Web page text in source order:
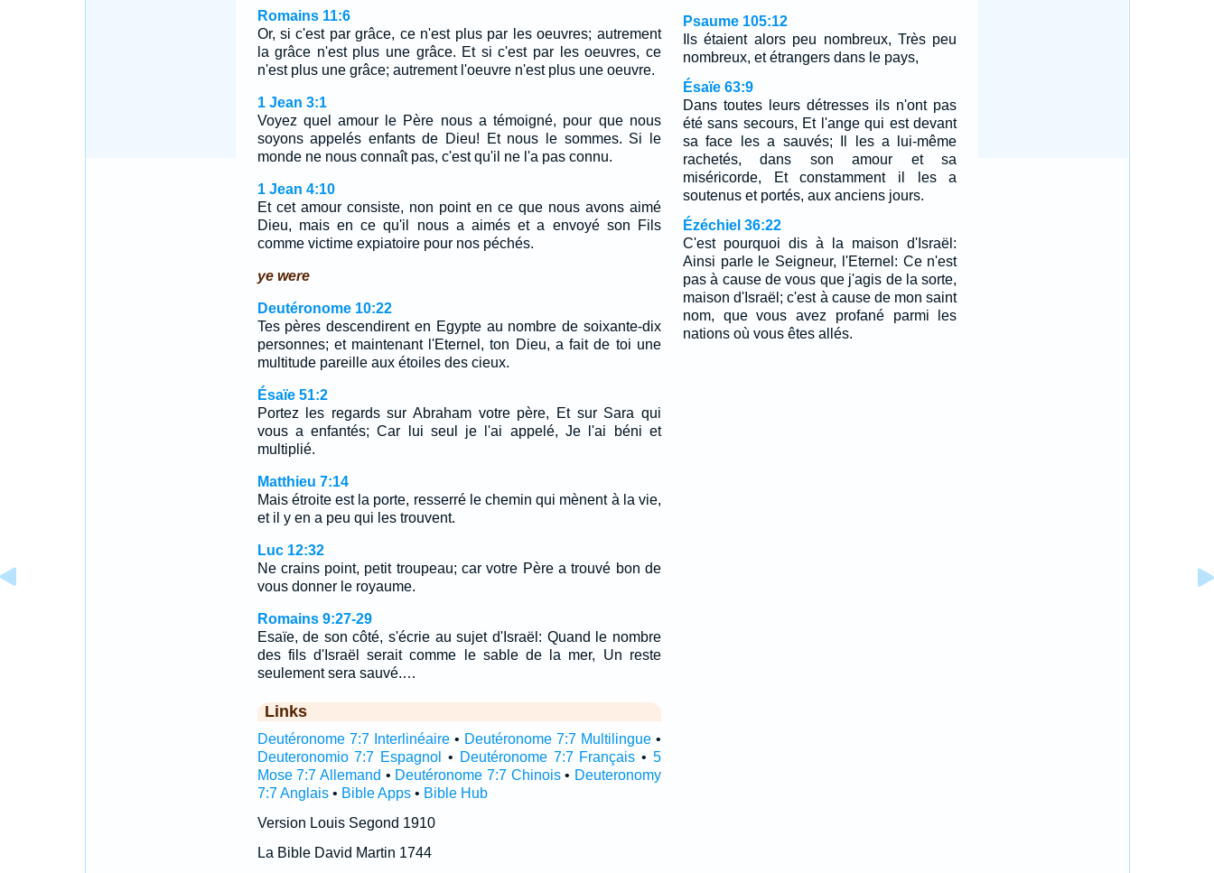
Romains 11:6
Or, si c'est par grâce, ce n'est plus par les oeuvres; autrement
la grâce n'est plus une grâce. Et si c'est par les oeuvres, ce
n'est plus une grâce; autrement l'oeuvre n'est plus une oeuvre.
1 Jean 3:1
Voyez quel amour le Père nous a témoigné, pour que nous
soyons appelés enfants de Dieu! Et nous le sommes. Si le
monde ne nous connaît pas, c'est qu'il ne l'a pas connu.
1 Jean 4:10
Et cet amour consiste, non point en ce que nous avons aimé
Dieu, mais en ce qu'il nous a aimés et a envoyé son Fils
comme victime expiatoire pour nos péchés.
ye were
Deutéronome 10:22
Tes pères descendirent en Egypte au nombre de soixante-dix
personnes; et maintenant l'Eternel, ton Dieu, a fait de toi une
multitude pareille aux étoiles des cieux.
Ésaïe 51:2
Portez les regards sur Abraham votre père, Et sur Sara qui
vous a enfantés; Car lui seul je l'ai appelé, Je l'ai béni et
multiplié.
Matthieu 7:14
Mais étroite est la porte, resserré le chemin qui mènent à la vie,
et il y en a peu qui les trouvent.
Luc 12:32
Ne crains point, petit troupeau; car votre Père a trouvé bon de
vous donner le royaume.
Romains 9:27-29
Esaïe, de son côté, s'écrie au sujet d'Israël: Quand le nombre
des fils d'Israël serait comme le sable de la mer, Un reste
seulement sera sauvé.…
Links
Deutéronome 7:7 Interlinéaire• Deutéronome 7:7 Multilingue•
Deuteronomio 7:7 Espagnol
• Deutéronome 7:7 Français • 5
Mose 7:7 Allemand • Deutéronome 7:7 Chinois• Deuteronomy
7:7 Anglais• Bible Apps• Bible Hub
Version Louis Segond 1910
La Bible David Martin 1744
Psaume 105:12
Ils étaient alors peu nombreux, Très peu
nombreux, et étrangers dans le pays,
Ésaïe 63:9
Dans toutes leurs détresses ils n'ont pas
été sans secours, Et l'ange qui est devant
sa face les a sauvés; Il les a lui-même
rachetés, dans son amour et sa
miséricorde, Et constamment il les a
soutenus et portés, aux anciens jours.
Ézéchiel 36:22
C'est pourquoi dis à la maison d'Israël:
Ainsi parle le Seigneur, l'Eternel: Ce n'est
pas à cause de vous que j'agis de la sorte,
maison d'Israël; c'est à cause de mon saint
nom, que vous avez profané parmi les
nations où vous êtes allés.